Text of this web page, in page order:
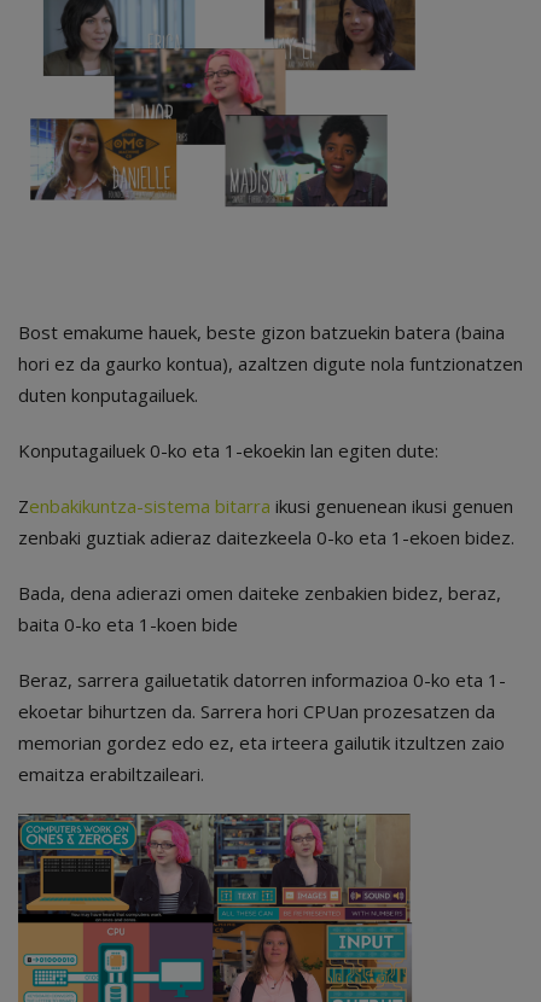
Bost emakume hauek, beste gizon batzuekin batera (baina
hori ez da gaurko kontua), azaltzen digute nola funtzionatzen
duten konputagailuek.
Konputagailuek 0-ko eta 1-ekoekin lan egiten dute:
Zenbakikuntza-sistema bitarra ikusi genuenean ikusi genuen
zenbaki guztiak adieraz daitezkeela 0-ko eta 1-ekoen bidez.
Bada, dena adierazi omen daiteke zenbakien bidez, beraz,
baita 0-ko eta 1-koen bide
Beraz, sarrera gailuetatik datorren informazioa 0-ko eta 1-
ekoetar bihurtzen da. Sarrera hori CPUan prozesatzen da
memorian gordez edo ez, eta irteera gailutik itzultzen zaio
emaitza erabiltzaileari.